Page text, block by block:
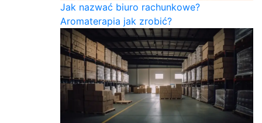
Jak nazwać biuro rachunkowe?
Aromaterapia jak zrobić?